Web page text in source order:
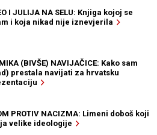
I JULIJA NA SELU: Knjiga kojoj se
i koja nikad nije iznevjerila
(BIVŠE) NAVIJAČICE: Kako sam
prestala navijati za hrvatsku
PROTIV NACIZMA: Limeni doboš koji
velike ideologije